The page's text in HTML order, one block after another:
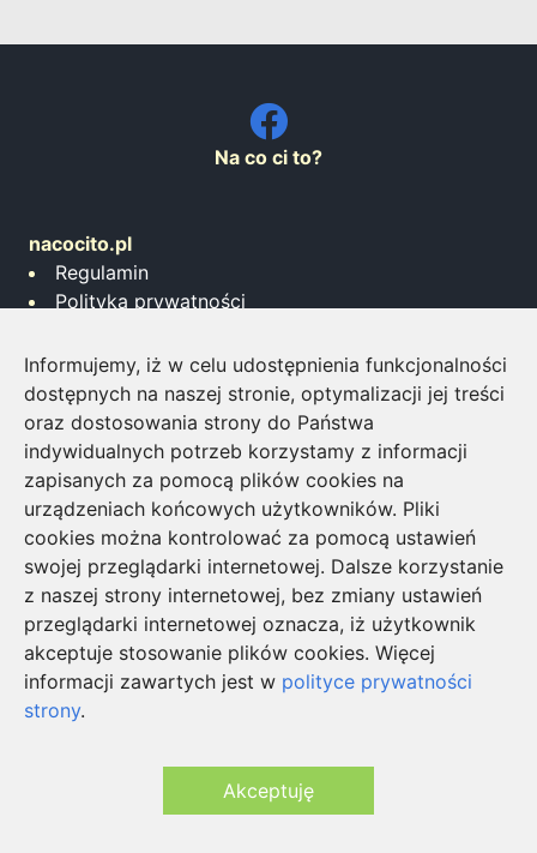
Informujemy, iż w celu udostępnienia funkcjonalności
dostępnych na naszej stronie, optymalizacji jej treści
oraz dostosowania strony do Państwa
indywidualnych potrzeb korzystamy z informacji
zapisanych za pomocą plików cookies na
urządzeniach końcowych użytkowników. Pliki
cookies można kontrolować za pomocą ustawień
swojej przeglądarki internetowej. Dalsze korzystanie
z naszej strony internetowej, bez zmiany ustawień
przeglądarki internetowej oznacza, iż użytkownik
akceptuje stosowanie plików cookies. Więcej
informacji zawartych jest w polityce prywatności
strony.
Akceptuję
Na co ci to?
nacocito.pl
Regulamin
Polityka prywatności
Współpraca
Napisz do nas
Inwestowanie w monety bulionowe
Jakiego brokera wybrać?
Zdalne biuro tłumaczeń all4words
Agencja Marketingu Cyfrowego GSEO
Zobacz także
strój borata
najlepsze prezenty na urodziny
prezent dla dziewczyny
prezent dla chłopaka
śmieszne gadżety